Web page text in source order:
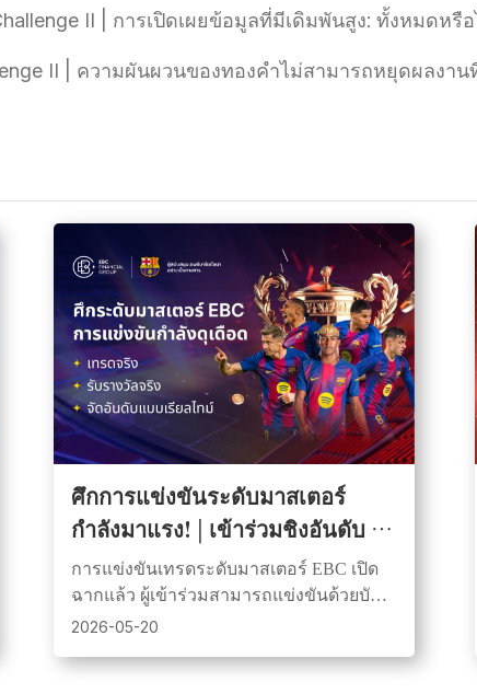
II | การเปิดเผยข้อมูลที่มีเดิมพันสูง: ทั้งหมดหรื
II | ความผันผวนของทองคำไม่สามารถหยุดผลงา
ศึกการแข่งขันระดับมาสเตอร์
กำลังมาแรง! | เข้าร่วมชิงอันดับ รับ
รางวัล
การแข่งขันเทรดระดับมาสเตอร์ EBC เปิด
ฉากแล้ว ผู้เข้าร่วมสามารถแข่งขันด้วยบัญชี
จริง ลุ้นรางวัลสูงสุด 3,000 ดอลลาร์ พร้อม
2026-05-20